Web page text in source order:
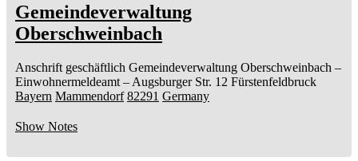
Gemeindeverwaltung
Oberschweinbach
Anschrift geschäftlich Gemeindeverwaltung Oberschweinbach –
Einwohnermeldeamt – Augsburger Str. 12 Fürstenfeldbruck
Bayern Mammendorf 82291 Germany
Show Notes